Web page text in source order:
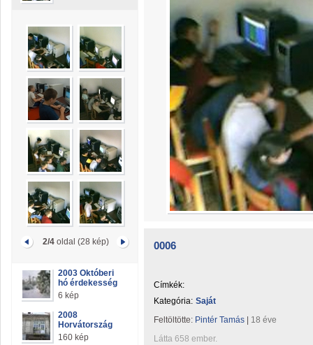
2/4oldal (28 kép)
2003 Októberi
hó érdekesség
6 kép
2008
Horvátország
160 kép
0006
Címkék:
Kategória: Saját
Feltöltötte: Pintér Tamás
18 éve
Látta 658 ember.